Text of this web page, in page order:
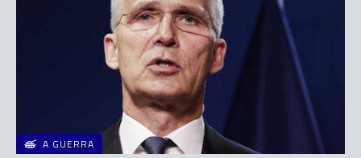
A GUERRA